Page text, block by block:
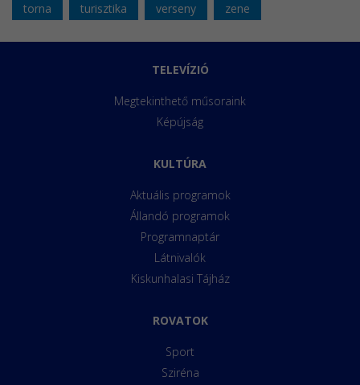
torna
turisztika verseny zene
TELEVÍZIÓ
Megtekinthető műsoraink
Képújság
KULTÚRA
Aktuális programok
Állandó programok
Programnaptár
Látnivalók
Kiskunhalasi Tájház
ROVATOK
Sport
Sziréna